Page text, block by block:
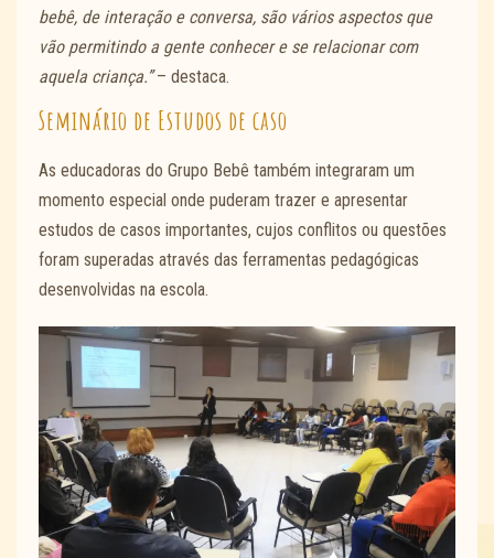
bebê, de interação e conversa, são vários aspectos que
vão permitindo a gente conhecer e se relacionar com
aquela criança.”– destaca.
Seminário de Estudos de caso
As educadoras do Grupo Bebê também integraram um
momento especial onde puderam trazer e apresentar
estudos de casos importantes, cujos conflitos ou questões
foram superadas através das ferramentas pedagógicas
desenvolvidas na escola.